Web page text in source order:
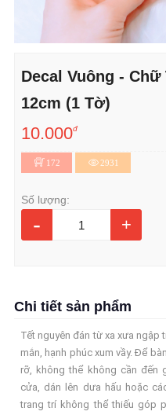
Decal Vuông -
12cm (1 Tờ)
10.000đ
172 2931
Số lượng:
- +
Chi tiết sản phẩm
Tết nguyên đán từ xa xưa
mắn, hạnh phúc xum vầy. Để
rỡ, không thể không cần đến
cửa, dán lên dưa hấu hoặc
trang trí không thể thiếu góp